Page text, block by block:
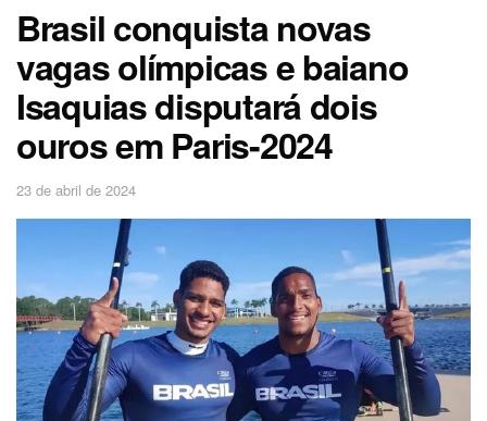
Brasil conquista novas
vagas olímpicas e baiano
Isaquias disputará dois
ouros em Paris-2024
23 de abril de 2024